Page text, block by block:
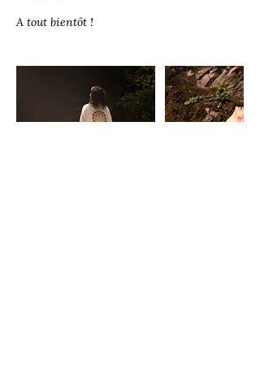
A tout bientôt !